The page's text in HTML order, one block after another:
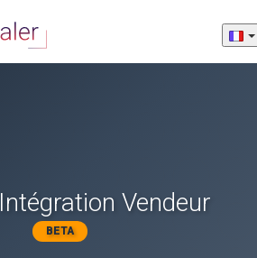
Intégration Vendeur
BETA